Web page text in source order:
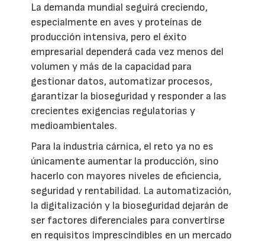
La demanda mundial seguirá creciendo,
especialmente en aves y proteínas de
producción intensiva, pero el éxito
empresarial dependerá cada vez menos del
volumen y más de la capacidad para
gestionar datos, automatizar procesos,
garantizar la bioseguridad y responder a las
crecientes exigencias regulatorias y
medioambientales.
Para la industria cárnica, el reto ya no es
únicamente aumentar la producción, sino
hacerlo con mayores niveles de eficiencia,
seguridad y rentabilidad. La automatización,
la digitalización y la bioseguridad dejarán de
ser factores diferenciales para convertirse
en requisitos imprescindibles en un mercado